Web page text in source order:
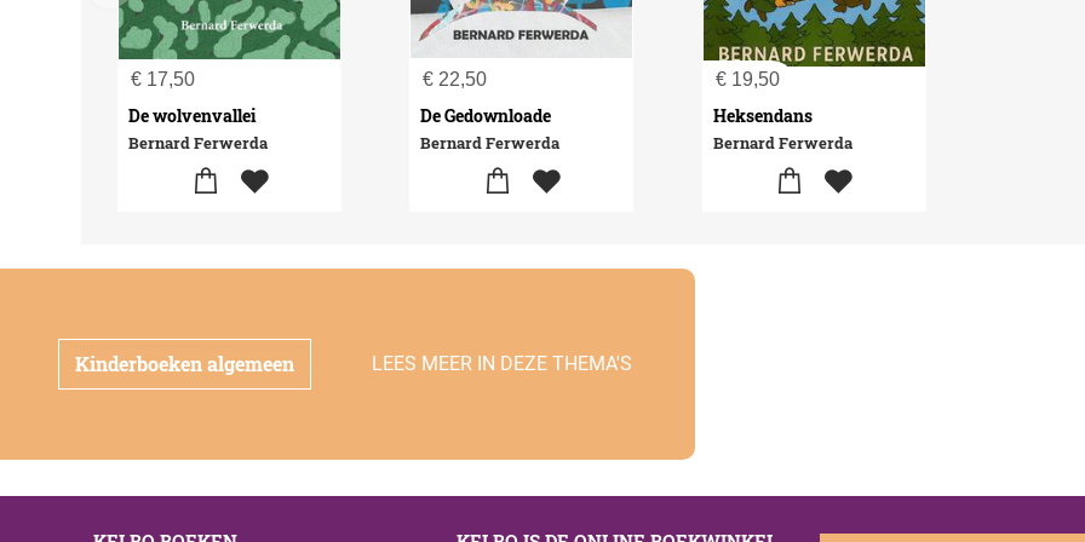
€ 17,50
De wolvenvallei
Bernard Ferwerda
€ 22,50
De Gedownloade
Bernard Ferwerda
€19,50
Heksendans
Bernard Ferwerda
Kinderboeken algemeen LEES MEER IN DEZE THEMA'S